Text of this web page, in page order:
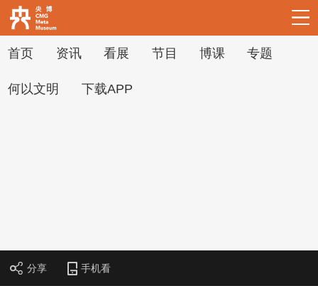
首页 资讯 看展 节目 博课 专题
何以文明 下载APP
分享 手机看